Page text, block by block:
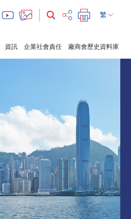
繁
資訊 企業社會責任 廠商會歷史資料庫